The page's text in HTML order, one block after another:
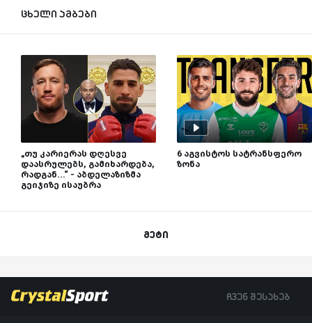
ცხელი ამბები
„თუ კარიერას დღესვე
დაასრულებს, გამიხარდება,
რადგან...“ - აბდელაზიზმა
გეიჯიზე ისაუბრა
6 აგვისტოს სატრანსფერო
ზონა
მეტი
ჩვენ შესახებ